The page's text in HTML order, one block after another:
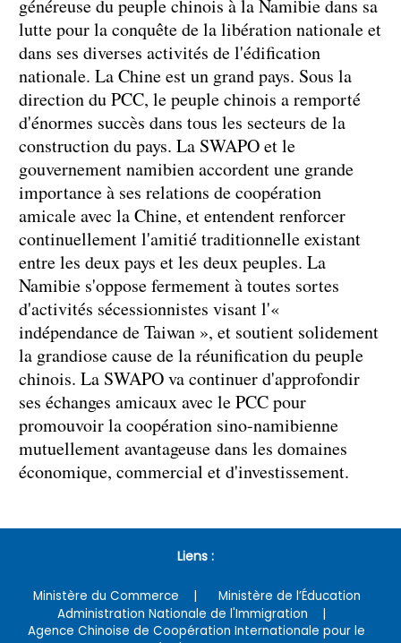
généreuse du peuple chinois à la Namibie dans sa
lutte pour la conquête de la libération nationale et
dans ses diverses activités de l'édification
nationale. La Chine est un grand pays. Sous la
direction du PCC, le peuple chinois a remporté
d'énormes succès dans tous les secteurs de la
construction du pays. La SWAPO et le
gouvernement namibien accordent une grande
importance à ses relations de coopération
amicale avec la Chine, et entendent renforcer
continuellement l'amitié traditionnelle existant
entre les deux pays et les deux peuples. La
Namibie s'oppose fermement à toutes sortes
d'activités sécessionnistes visant l'«
indépendance de Taiwan », et soutient solidement
la grandiose cause de la réunification du peuple
chinois. La SWAPO va continuer d'approfondir
ses échanges amicaux avec le PCC pour
promouvoir la coopération sino-namibienne
mutuellement avantageuse dans les domaines
économique, commercial et d'investissement.
Liens :
Ministère du Commerce
Ministère de l’Éducation
Administration Nationale de l'Immigration
Agence Chinoise de Coopération Internationale pour le